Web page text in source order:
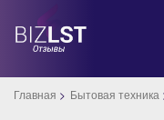
Главная Бытовая техника